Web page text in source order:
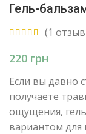
Гель-
(1
грн
Если вы давно
получаете
ощущения,
вариантом